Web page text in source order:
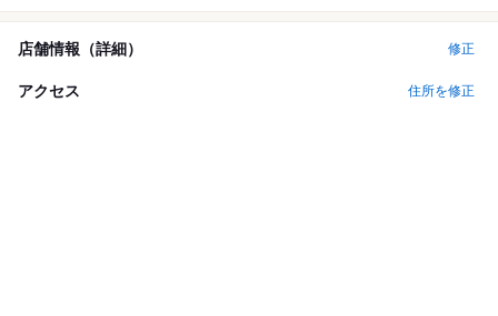
店舗情報（詳細） 修正
アクセス 住所を修正